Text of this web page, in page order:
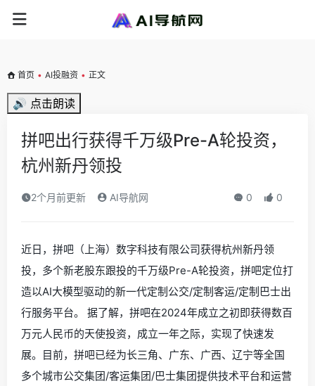
首页 • AI投融资 • 正文
🔊 点击朗读
拼吧出行获得千万级Pre-A轮投资，
杭州新丹领投
2个月前更新 AI导航网 0 0
近日，拼吧（上海）数字科技有限公司获得杭州新丹领
投，多个新老股东跟投的千万级Pre-A轮投资，拼吧定位打
造以AI大模型驱动的新一代定制公交/定制客运/定制巴士出
行服务平台。 据了解，拼吧在2024年成立之初即获得数百
万元人民币的天使投资，成立一年之际，实现了快速发
展。目前，拼吧已经为长三角、广东、广西、辽宁等全国
多个城市公交集团/客运集团/巴士集团提供技术平台和运营